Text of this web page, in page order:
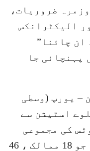
روزمرہ ضروریات،
الیکٹرانکس
ان چائنا”
پہنچائی جا
چین – یورپ (وسطی
اسٹیشن سے
کی مجموعی
تعداد 85 تک پہنچ گئی ہے ، جو 18 ممالک ، 46